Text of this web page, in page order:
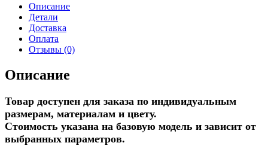
Описание
Детали
Доставка
Оплата
Отзывы (0)
Описание
Товар доступен для заказа по индивидуальным
размерам, материалам и цвету.
Стоимость указана на базовую модель и зависит от
выбранных параметров.